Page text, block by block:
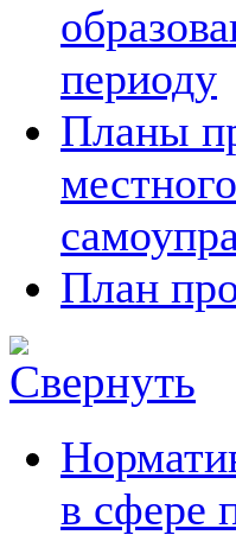
периоду
Планы
План
в сфере